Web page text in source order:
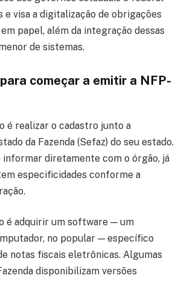
e visa a digitalização de obrigações
papel, além da integração dessas
de sistemas.
começar a emitir a NFP-
é realizar o cadastro junto a
da Fazenda (Sefaz) do seu estado.
diretamente com o órgão, já
especificidades conforme a
é adquirir um software — um
no popular — específico
notas fiscais eletrônicas. Algumas
disponibilizam versões